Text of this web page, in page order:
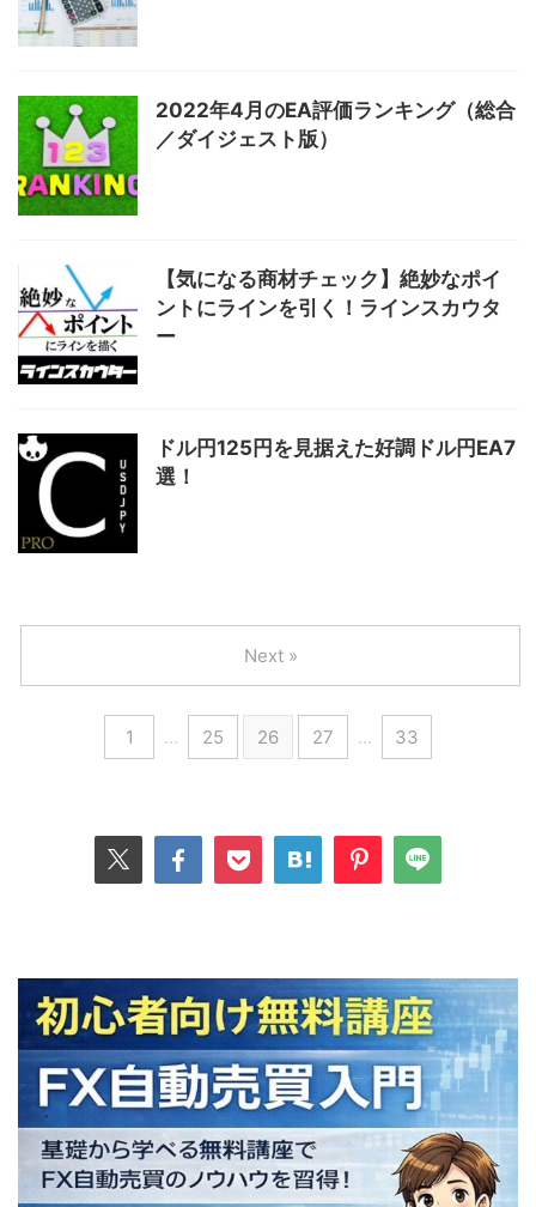
2022年4月のEA評価ランキング（総合
／ダイジェスト版）
【気になる商材チェック】絶妙なポイ
ントにラインを引く！ラインスカウタ
ー
ドル円125円を見据えた好調ドル円EA7
選！
1 … 25 26 27 … 33
Next »